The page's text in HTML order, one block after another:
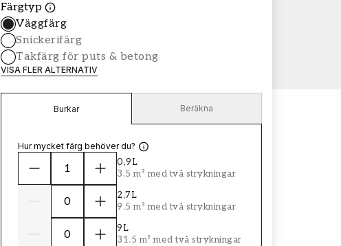
Färgtyp
Väggfärg
Snickerifärg
Takfärg för puts & betong
VISA FLER ALTERNATIV
Burkar Beräkna
Hur mycket färg behöver du?
0,9L
3.5 m² med två strykningar
2,7L
9.5 m² med två strykningar
9L
31.5 m² med två strykningar